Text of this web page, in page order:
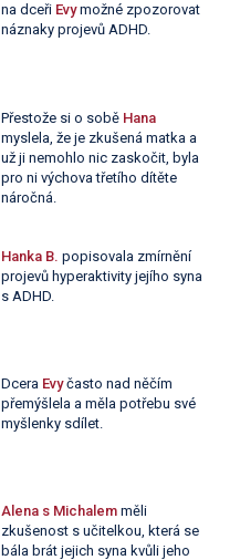
na dceři Evymožné zpozorovat
náznaky projevů ADHD.
Přestože si o sobě Hana
myslela, že je zkušená matka a
už ji nemohlo nic zaskočit, byla
pro ni výchova třetího dítěte
náročná.
Hanka B. popisovala zmírnění
projevů hyperaktivity jejího syna
s ADHD.
Dcera Evyčasto nad něčím
přemýšlela a měla potřebu své
myšlenky sdílet.
Alena s Michalem měli
zkušenost s učitelkou, která se
bála brát jejich syna kvůli jeho